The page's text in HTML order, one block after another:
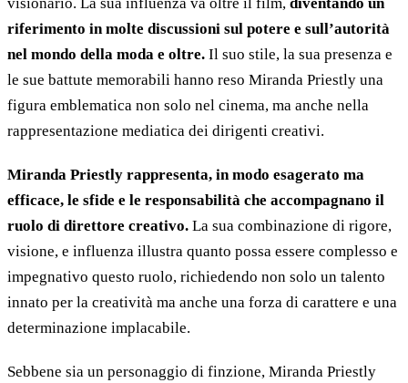
visionario. La sua influenza va oltre il film, diventando un
riferimento in molte discussioni sul potere e sull’autorità
nel mondo della moda e oltre. Il suo stile, la sua presenza e
le sue battute memorabili hanno reso Miranda Priestly una
figura emblematica non solo nel cinema, ma anche nella
rappresentazione mediatica dei dirigenti creativi.
Miranda Priestly rappresenta, in modo esagerato ma
efficace, le sfide e le responsabilità che accompagnano il
ruolo di direttore creativo. La sua combinazione di rigore,
visione, e influenza illustra quanto possa essere complesso e
impegnativo questo ruolo, richiedendo non solo un talento
innato per la creatività ma anche una forza di carattere e una
determinazione implacabile.
Sebbene sia un personaggio di finzione, Miranda Priestly